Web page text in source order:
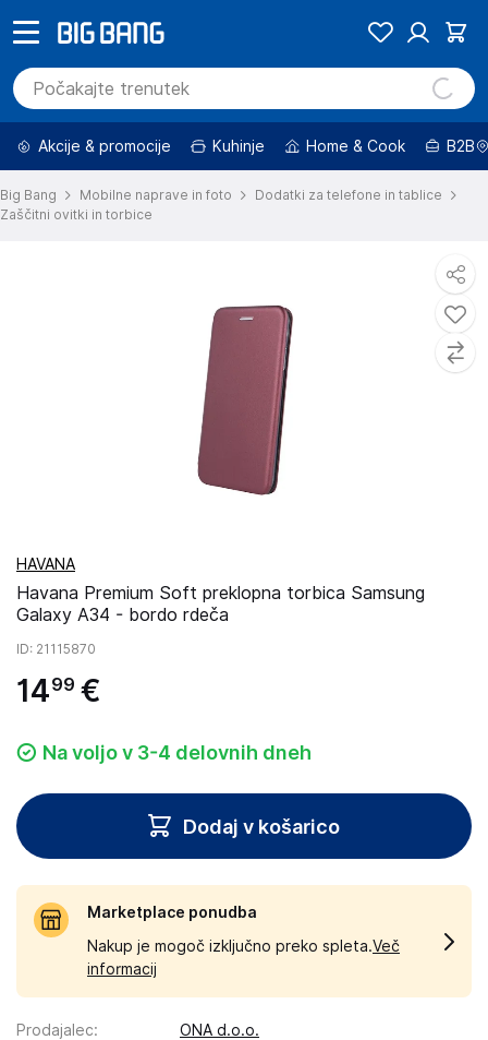
Akcije & promocije Kuhinje Home & Cook B2B
Big Bang Mobilne naprave in foto
Dodatki za telefone in tablice
Zaščitni ovitki in torbice
HAVANA
Havana Premium Soft preklopna torbica Samsung
Galaxy A34 - bordo rdeča
ID: 21115870
1499 €
Na voljo v 3-4 delovnih dneh
Dodaj v košarico
Marketplace ponudba
Nakup je mogoč izključno preko spleta.Več
informacij
Prodajalec:
ONA d.o.o.